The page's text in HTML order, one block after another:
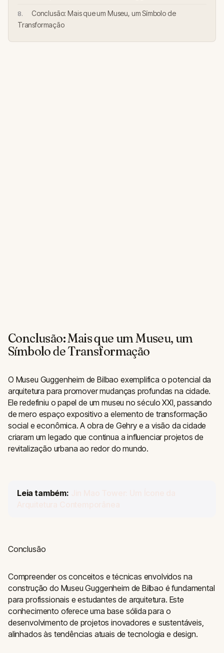
Conclusão: Mais que um Museu, um Símbolo de
Transformação
Conclusão: Mais que um Museu, um
Símbolo de Transformação
O Museu Guggenheim de Bilbao exemplifica o potencial da
arquitetura para promover mudanças profundas na cidade.
Ele redefiniu o papel de um museu no século XXI, passando
de mero espaço expositivo a elemento de transformação
social e econômica. A obra de Gehry e a visão da cidade
criaram um legado que continua a influenciar projetos de
revitalização urbana ao redor do mundo.
Leia também:
Conclusão
Compreender os conceitos e técnicas envolvidos na
construção do Museu Guggenheim de Bilbao é fundamental
para profissionais e estudantes de arquitetura. Este
conhecimento oferece uma base sólida para o
desenvolvimento de projetos inovadores e sustentáveis,
alinhados às tendências atuais de tecnologia e design.